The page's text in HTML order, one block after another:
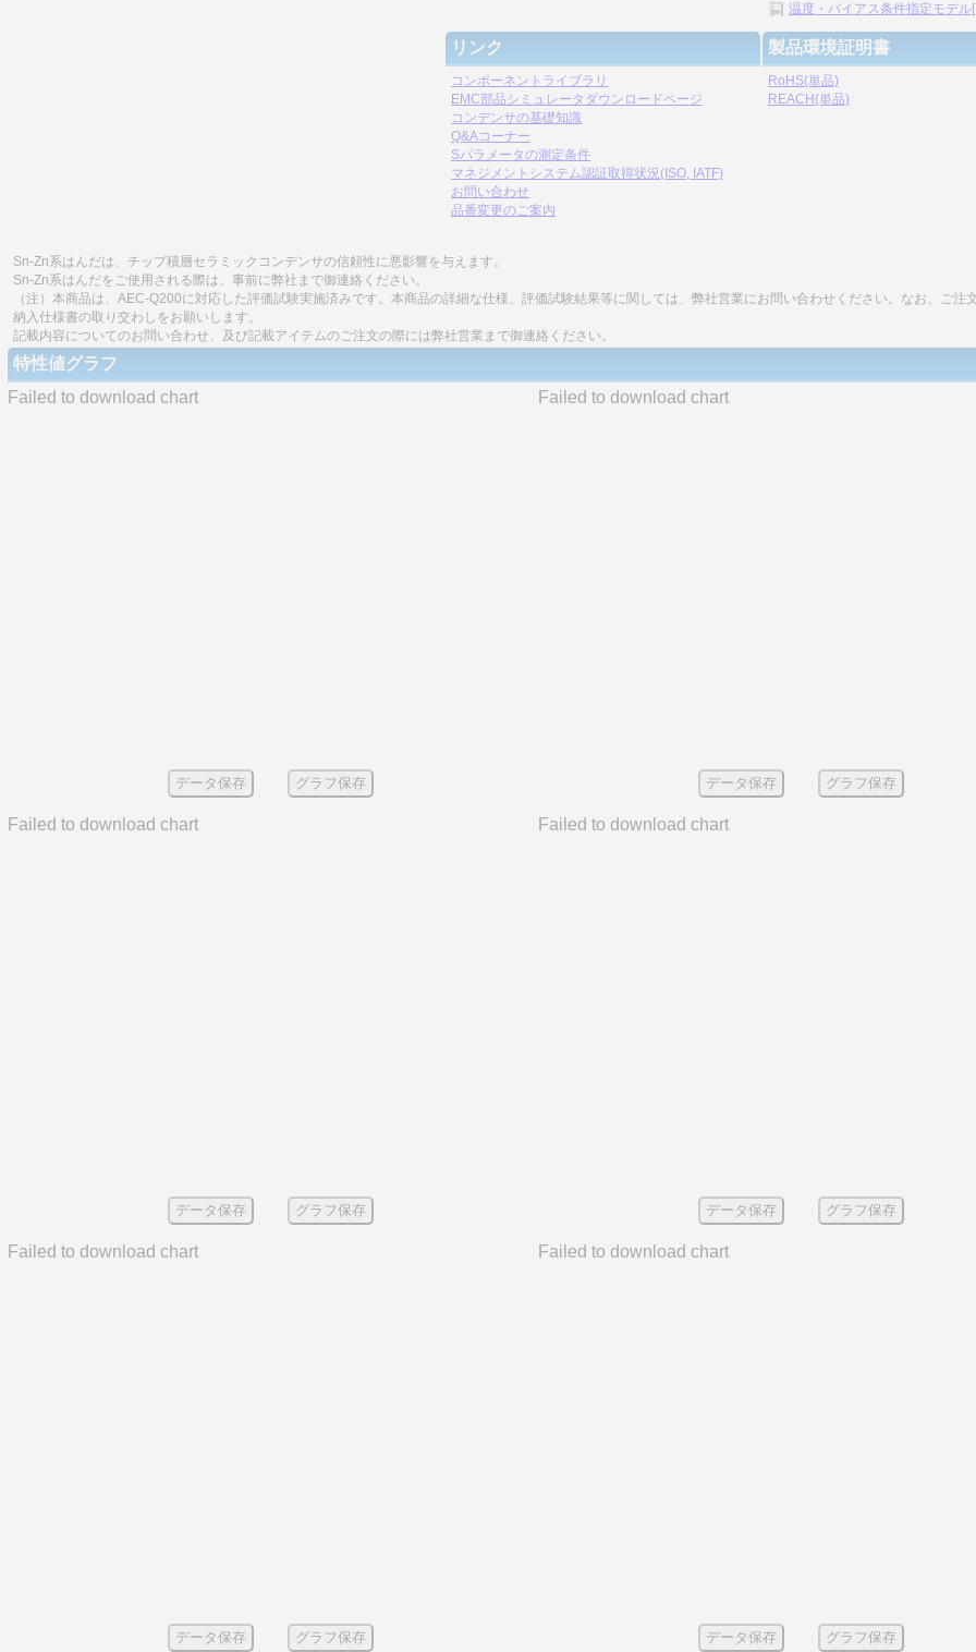
温度・バイアス条件指定モデル
リンク
コンポーネントライブラリ
EMC部品シミュレータダウンロードページ
コンデンサの基礎知識
Q&Aコーナー
Sパラメータの測定条件
マネジメントシステム認証取得状況(ISO, IATF)
お問い合わせ
品番変更のご案内
製品環境証明書
RoHS(単品)
REACH(単品)
Sn-Zn系はんだは、チップ積層セラミックコンデンサの信頼性に悪影響を与えます。
Sn-Zn系はんだをご使用される際は、事前に弊社まで御連絡ください。
（注）本商品は、AEC-Q200に対応した評価試験実施済みです。本商品の詳細な仕様、評価試験結果等に関しては、弊社営業にお問い合わせください。なお、ご注
納入仕様書の取り交わしをお願いします。
記載内容についてのお問い合わせ、及び記載アイテムのご注文の際には弊社営業まで御連絡ください。
特性値グラフ
Failed to download chart
データ保存 グラフ保存
Failed to download chart
データ保存 グラフ保存
Failed to download chart
データ保存 グラフ保存
Failed to download chart
データ保存 グラフ保存
Failed to download chart
データ保存 グラフ保存
Failed to download chart
データ保存 グラフ保存